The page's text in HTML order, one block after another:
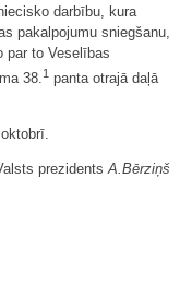
darbību, kura
pakalpojumu sniegšanu,
par to Veselības
38. 1 panta otrajā daļā
prezidents A.Bērziņš